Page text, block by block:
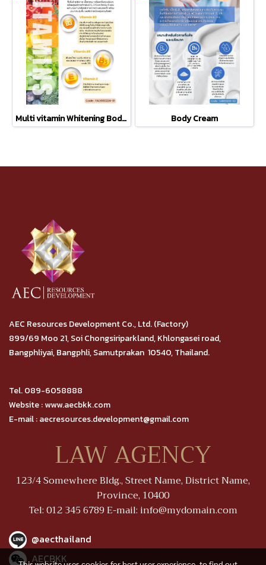
Multi vitamin Whitening Body Lotion Body Cream
AEC Resources Development Co., Ltd. (Factory)
899/69 Moo 21, Soi Chongsiriparkland, Khlongasei road,
Bangphliyai, Bangphli, Samutprakan 10540, Thailand.
Tel. 089-6058888
Website : www.aecbkk.com
E-mail : aecresources.development@gmail.com
LAW AGENCY
123/4 Somewhere Bldg., Street Name, District Name,
Province, 10400
Tel: 012 345 6789 E-mail: info@mydomain.com
@aecthailand
AECBKK